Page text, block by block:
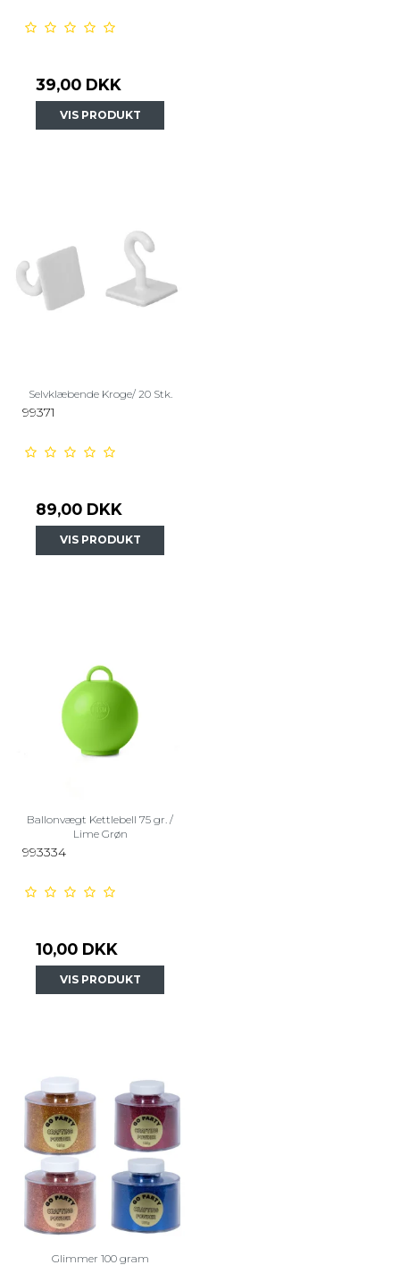
39,00 DKK
VIS PRODUKT
Selvklæbende Kroge/ 20 Stk.
99371
89,00 DKK
VIS PRODUKT
Ballonvægt Kettlebell 75 gr. /
Lime Grøn
993334
10,00 DKK
VIS PRODUKT
Glimmer 100 gram